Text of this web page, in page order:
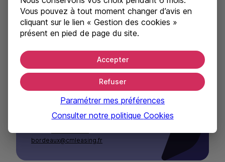
Agences de Bordeaux /
Montpellier / Toulouse
AGENCE DE BORDEAUX
Cité mondiale
23, parvis des chartrons
Tel. : 05 56 13 47 79
bordeaux@cmleasing.fr
Vous pouvez à tout moment changer d’avis en
cliquant sur le lien « Gestion des cookies »
présent en pied de page du site.
Accepter
Refuser
Paramétrer mes préférences
Consulter notre politique Cookies